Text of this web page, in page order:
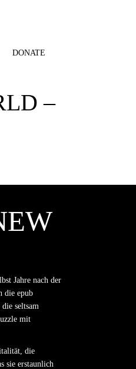
DONATE
–
Jahre nach der
die epub
seltsam
mit
die
sie erstaunlich